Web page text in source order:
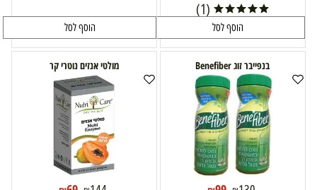
(1)
הוסף לסל הוסף לסל
בנפייבר זוג Benefiber מולטי אנזים נוטרי קר